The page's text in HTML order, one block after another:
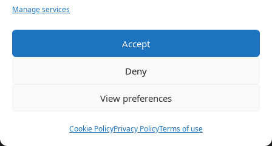
Manage services
Accept
Deny
View preferences
Cookie PolicyPrivacy PolicyTerms of use